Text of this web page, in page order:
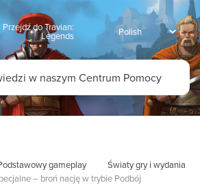
Przejdź do Travian:
Legends
gameplay
Światy gry i wydania
– broń nację w trybie Podbój